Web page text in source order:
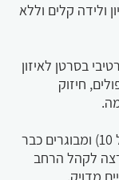
ולידה קלים וללא
בסרטן לאיזון
חיזוק
אני מטפל בילדים (מגיל 10) ומבוגרים כבר
ומרצה לקהל הרחב